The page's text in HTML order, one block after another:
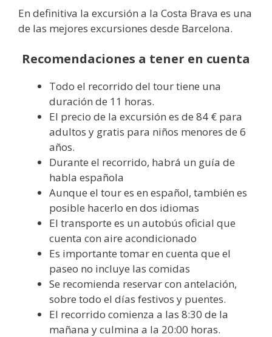
En definitiva la excursión a la Costa Brava es una
de las mejores excursiones desde Barcelona.
Recomendaciones a tener en cuenta
Todo el recorrido del tour tiene una
duración de 11 horas.
El precio de la excursión es de 84 € para
adultos y gratis para niños menores de 6
años.
Durante el recorrido, habrá un guía de
habla española
Aunque el tour es en español, también es
posible hacerlo en dos idiomas
El transporte es un autobús oficial que
cuenta con aire acondicionado
Es importante tomar en cuenta que el
paseo no incluye las comidas
Se recomienda reservar con antelación,
sobre todo el días festivos y puentes.
El recorrido comienza a las 8:30 de la
mañana y culmina a la 20:00 horas.